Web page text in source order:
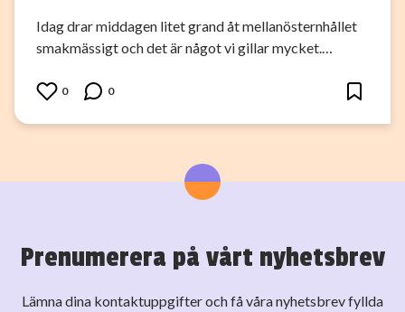
Idag drar middagen litet grand åt mellanösternhållet
smakmässigt och det är något vi gillar mycket.…
0 0
Prenumerera på vårt nyhetsbrev
Lämna dina kontaktuppgifter och få våra nyhetsbrev fyllda